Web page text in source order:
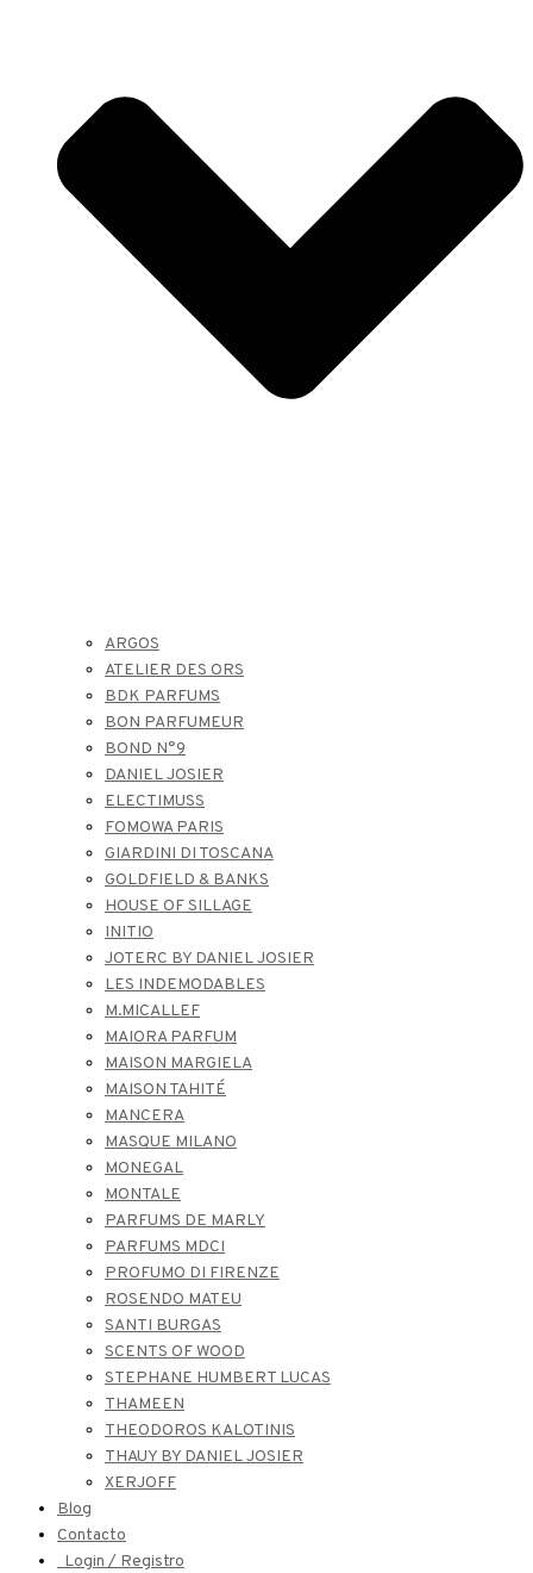
ARGOS
ATELIER DES ORS
BDK PARFUMS
BON PARFUMEUR
BOND N°9
DANIEL JOSIER
ELECTIMUSS
FOMOWA PARIS
GIARDINI DI TOSCANA
GOLDFIELD & BANKS
HOUSE OF SILLAGE
INITIO
JOTERC BY DANIEL JOSIER
LES INDEMODABLES
M.MICALLEF
MAIORA PARFUM
MAISON MARGIELA
MAISON TAHITÉ
MANCERA
MASQUE MILANO
MONEGAL
MONTALE
PARFUMS DE MARLY
PARFUMS MDCI
PROFUMO DI FIRENZE
ROSENDO MATEU
SANTI BURGAS
SCENTS OF WOOD
STEPHANE HUMBERT LUCAS
THAMEEN
THEODOROS KALOTINIS
THAUY BY DANIEL JOSIER
XERJOFF
Blog
Contacto
Login / Registro